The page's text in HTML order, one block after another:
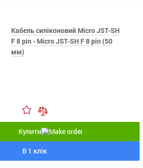
Кабель силіконовий Micro JST-SH
F 8 pin - Micro JST-SH F 8 pin (50
мм)
Купити
В 1 клік